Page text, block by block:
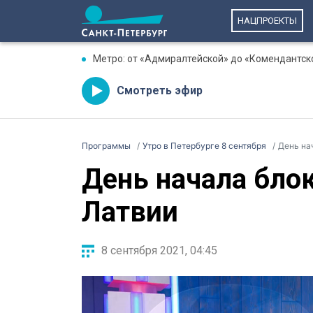
НАЦПРОЕКТЫ
Метро: от «Адмиралтейской» до
Смотреть эфир
Программы Утро в Петербурге 8 сентября День
День начала
Латвии
8 сентября 2021, 04:45